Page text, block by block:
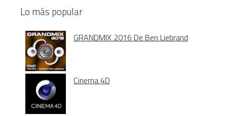
Lo más popular
GRANDMIX 2016 De Ben Liebrand
Cinema 4D